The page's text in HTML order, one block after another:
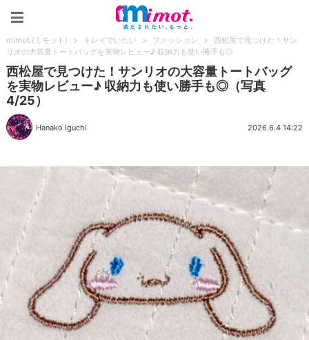
mimot.(ミモット) > キレイでいたい > ファッション >
西松屋で見つけた！サン
リオの大容量トートバッグを実物レビュー♪ 収納力も使い勝手も◎
西松屋で見つけた！サンリオの大容量トートバッグ
を実物レビュー♪ 収納力も使い勝手も◎（写真
4/25）
Hanako Iguchi 2026.6.4 14:22